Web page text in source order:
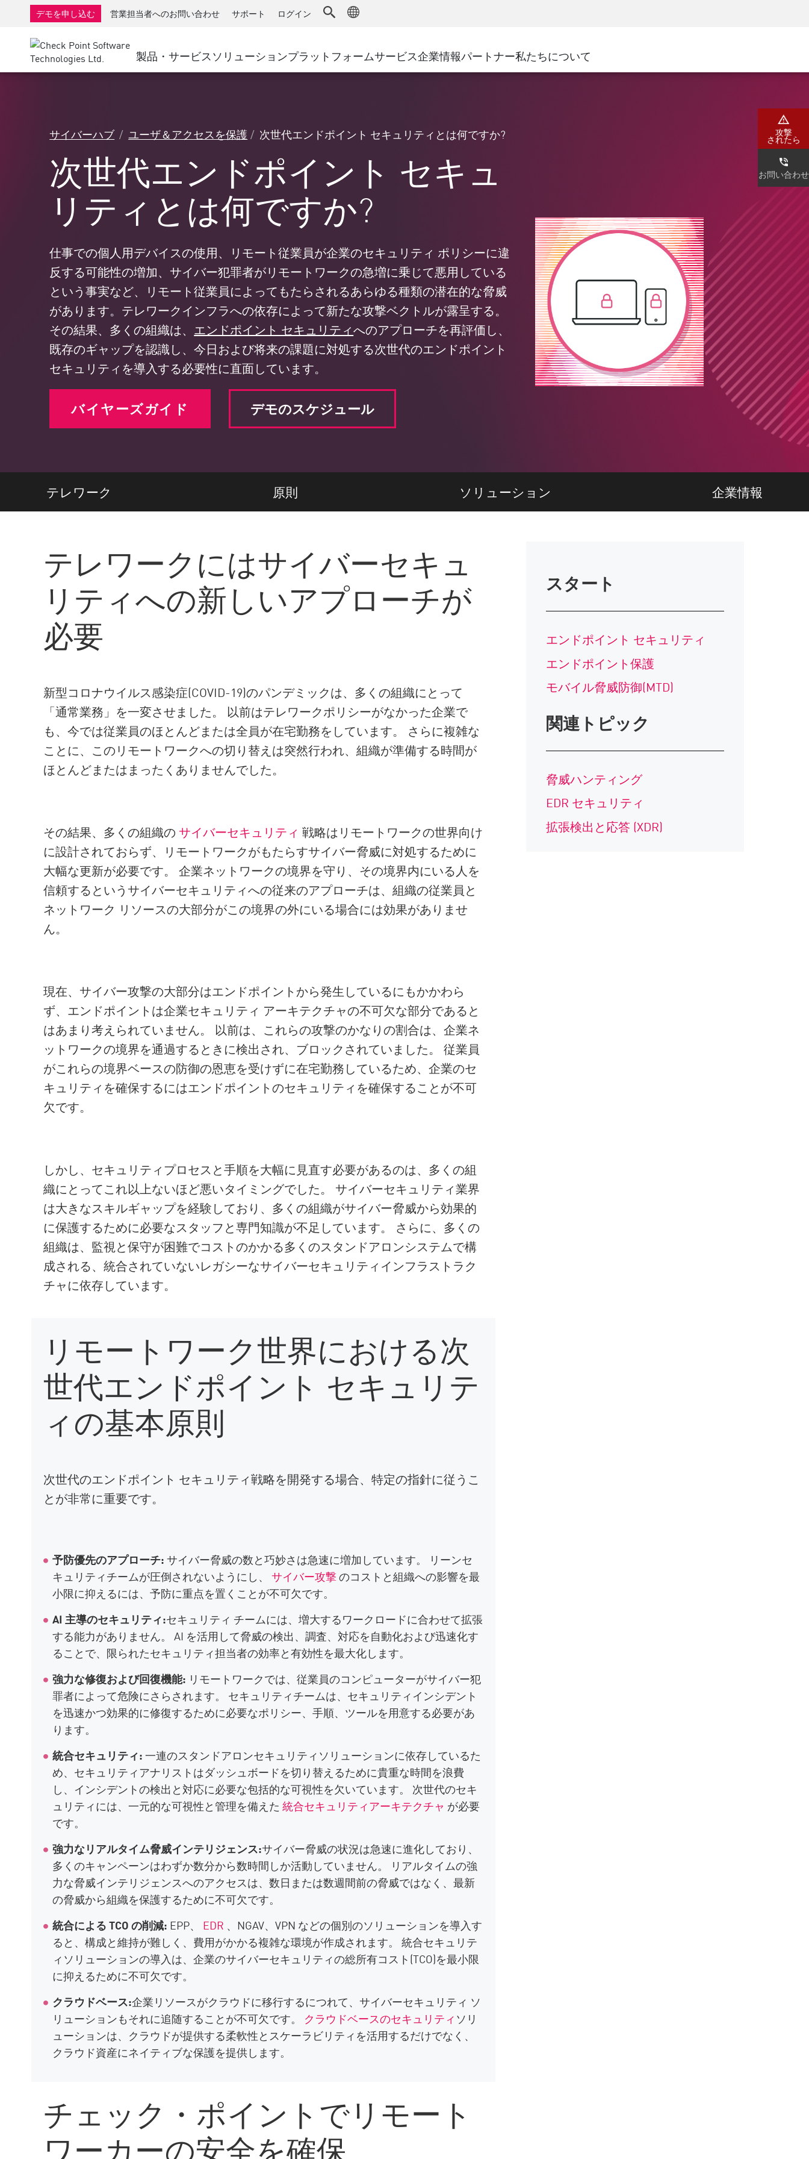
製品・サービス
SMB向けファイアウォール
産業用ファイアウォール
SD-WAN
リモート アクセスVPN
Agentic Network Security Orchestration
セキュリティ管理アプライアンス
AIを活用したセキュリティ管理
SASE
ワークスペース
モバイル
エンドポイント
ブラウズ
SaaS
エクスポージャー管理
脅威インテリジェンス
Exposure Prioritization
Cyber Asset Attack Surface Management
安全な修復
AIセキュリティ
ソリューション
AI Network Firewall
AI Runtime Protection
ランサムウェア対策
IoTセキュリティソリューション
Secure Access Service Edge
脅威ハンティング
業界別ソリューション
地方自治体
通信事業者/サービス プロバイダ
プラットフォームサービス
検出
応答
サービスとしてのマネージドファイアウォール
サポート・センター
アドボカシーマネジメントサービス
Proサポート
企業情報イベント&ウェビナー
パートナー
Google Cloud Platform私たちについて
デモを申し込む
営業担当者へのお問い合わせ サポート ログイン
サイバーハブ ユーザ＆アクセスを保護 次世代エンドポイント セキュリティとは何ですか?
次世代エンドポイント セキュ
リティとは何ですか?
仕事での個人用デバイスの使用、リモート従業員が企業のセキュリティ ポリシーに違
反する可能性の増加、サイバー犯罪者がリモートワークの急増に乗じて悪用している
という事実など、リモート従業員によってもたらされるあらゆる種類の潜在的な脅威
があります。テレワークインフラへの依存によって新たな攻撃ベクトルが露呈する。
その結果、多くの組織は、 エンドポイント セキュリティへのアプローチを再評価し、
既存のギャップを認識し、今日および将来の課題に対処する次世代のエンドポイント
セキュリティを導入する必要性に直面しています。
バイヤーズガイド デモのスケジュール
テレワーク 原則 ソリューション 企業情報
テレワークにはサイバーセキュ
リティへの新しいアプローチが
必要
新型コロナウイルス感染症(COVID-19)のパンデミックは、多くの組織にとって
「通常業務」を一変させました。 以前はテレワークポリシーがなかった企業で
も、今では従業員のほとんどまたは全員が在宅勤務をしています。 さらに複雑な
ことに、このリモートワークへの切り替えは突然行われ、組織が準備する時間が
ほとんどまたはまったくありませんでした。
その結果、多くの組織の サイバーセキュリティ戦略はリモートワークの世界向け
に設計されておらず、リモートワークがもたらすサイバー脅威に対処するために
大幅な更新が必要です。 企業ネットワークの境界を守り、その境界内にいる人を
信頼するというサイバーセキュリティへの従来のアプローチは、組織の従業員と
ネットワーク リソースの大部分がこの境界の外にいる場合には効果がありませ
ん。
現在、サイバー攻撃の大部分はエンドポイントから発生しているにもかかわら
ず、エンドポイントは企業セキュリティ アーキテクチャの不可欠な部分であると
はあまり考えられていません。 以前は、これらの攻撃のかなりの割合は、企業ネ
ットワークの境界を通過するときに検出され、ブロックされていました。 従業員
がこれらの境界ベースの防御の恩恵を受けずに在宅勤務しているため、企業のセ
キュリティを確保するにはエンドポイントのセキュリティを確保することが不可
欠です。
しかし、セキュリティプロセスと手順を大幅に見直す必要があるのは、多くの組
織にとってこれ以上ないほど悪いタイミングでした。 サイバーセキュリティ業界
は大きなスキルギャップを経験しており、多くの組織がサイバー脅威から効果的
に保護するために必要なスタッフと専門知識が不足しています。 さらに、多くの
組織は、監視と保守が困難でコストのかかる多くのスタンドアロンシステムで構
成される、統合されていないレガシーなサイバーセキュリティインフラストラク
チャに依存しています。
リモートワーク世界における次
世代エンドポイント セキュリテ
ィの基本原則
次世代のエンドポイント セキュリティ戦略を開発する場合、特定の指針に従うこ
とが非常に重要です。
予防優先のアプローチ:サイバー脅威の数と巧妙さは急速に増加しています。 リーンセ
キュリティチームが圧倒されないようにし、サイバー攻撃のコストと組織への影響を最
小限に抑えるには、予防に重点を置くことが不可欠です。
AI 主導のセキュリティ:セキュリティ チームには、増大するワークロードに合わせて拡張
する能力がありません。 AI を活用して脅威の検出、調査、対応を自動化および迅速化す
ることで、限られたセキュリティ担当者の効率と有効性を最大化します。
強力な修復および回復機能: リモートワークでは、従業員のコンピューターがサイバー犯
罪者によって危険にさらされます。 セキュリティチームは、セキュリティインシデント
を迅速かつ効果的に修復するために必要なポリシー、手順、ツールを用意する必要があ
ります。
統合セキュリティ:一連のスタンドアロンセキュリティソリューションに依存しているた
め、セキュリティアナリストはダッシュボードを切り替えるために貴重な時間を浪費
し、インシデントの検出と対応に必要な包括的な可視性を欠いています。 次世代のセキ
ュリティには、一元的な可視性と管理を備えた統合セキュリティアーキテクチャ が必要
です。
強力なリアルタイム脅威インテリジェンス:サイバー脅威の状況は急速に進化しており、
多くのキャンペーンはわずか数分から数時間しか活動していません。 リアルタイムの強
力な脅威インテリジェンスへのアクセスは、数日または数週間前の脅威ではなく、最新
の脅威から組織を保護するために不可欠です。
統合による TCO の削減: EPP、 EDR 、NGAV、VPN などの個別のソリューションを導入す
ると、構成と維持が難しく、費用がかかる複雑な環境が作成されます。 統合セキュリテ
ィソリューションの導入は、企業のサイバーセキュリティの総所有コスト(TCO)を最小限
に抑えるために不可欠です。
クラウドベース:企業リソースがクラウドに移行するにつれて、サイバーセキュリティ ソ
リューションもそれに追随することが不可欠です。 クラウドベースのセキュリティソリ
ューションは、クラウドが提供する柔軟性とスケーラビリティを活用するだけでなく、
クラウド資産にネイティブな保護を提供します。
チェック・ポイントでリモート
ワーカーの安全を確保
スタート
エンドポイント セキュリティ
エンドポイント保護
モバイル脅威防御(MTD)
関連トピック
脅威ハンティング
EDR セキュリティ
拡張検出と応答 (XDR)
攻撃
されたら
お問い合わせ